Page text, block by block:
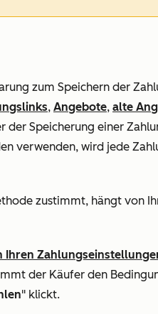
zum Speichern der
, Angebote, alte
der Speicherung einer
verwenden, wird jede
zustimmt, hängt von
Ihren
der Käufer den
" klickt.